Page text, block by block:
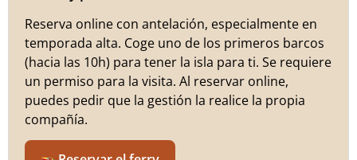
Reserva online con antelación, especialmente en
temporada alta. Coge uno de los primeros barcos
(hacia las 10h) para tener la isla para ti. Se requiere
un permiso para la visita. Al reservar online,
puedes pedir que la gestión la realice la propia
compañía.